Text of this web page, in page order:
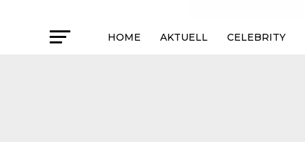
HOME AKTUELL CELEBRITY